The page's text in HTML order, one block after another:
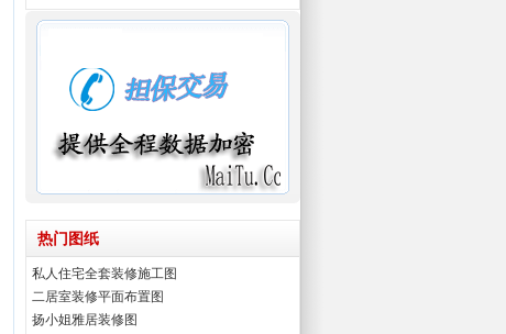
热门图纸
私人住宅全套装修施工图
二居室装修平面布置图
扬小姐雅居装修图